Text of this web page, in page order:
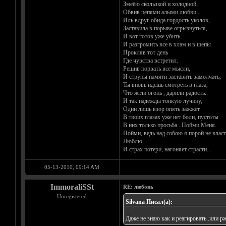
Змеёю скользкой и холодной,
Обвив цепями алыми любви...
Иль вдруг обида гордость уколов,
Заставила в порыве огрызнуться,
И вот готов уже убить
И разгромить все в хлам и в щепы
Прокляв тот день
Где чувства встретил.
Решив порвать все мысли,
И струны памяти заставить замолчать,
Ты вновь идешь смотреть в глаза,
Что жгли огонь , дарили радость..
И так надежды тонкую лучину,
Один лишь взор опять зажжет
В твоих глазах уже нет боли, пустоты
В них только просьба ..Пойми Меня.
Пойми, ведь над собою я порой не
Люблю...
И страх потери, нагоняет страсти...
05-13-2010, 09:14 AM
ImmoraliSSt
Unregistered
RE: любовь
Silvana Писал(а):
Даже не знаю как и реагировать..или